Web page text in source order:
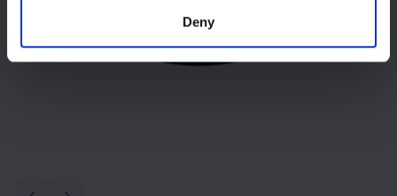
of their services.
Deny